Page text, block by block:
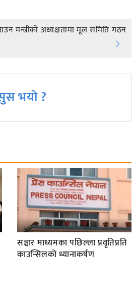
मन्त्रीको अध्यक्षतामा मूल समिति गठन
भयो ?
सञ्चार माध्यमका पछिल्ला प्रवृतिप्रति
काउन्सिलको ध्यानाकर्षण